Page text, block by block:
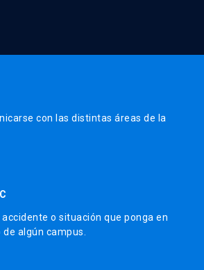
con las distintas áreas de la
o situación que ponga en
algún campus.